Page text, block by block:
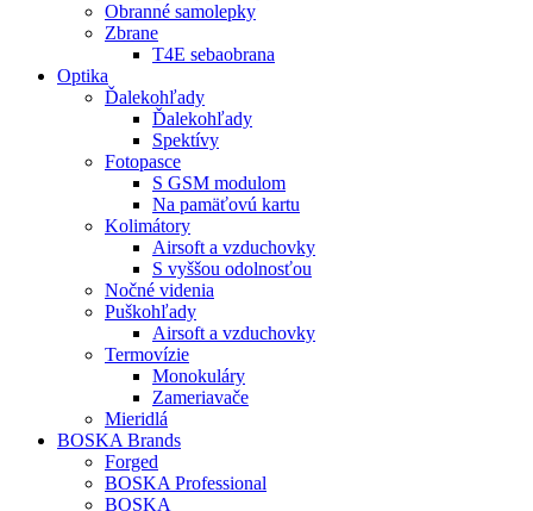
Obranné samolepky
Zbrane
T4E sebaobrana
Optika
Ďalekohľady
Ďalekohľady
Spektívy
Fotopasce
S GSM modulom
Na pamäťovú kartu
Kolimátory
Airsoft a vzduchovky
S vyššou odolnosťou
Nočné videnia
Puškohľady
Airsoft a vzduchovky
Termovízie
Monokuláry
Zameriavače
Mieridlá
BOSKA Brands
Forged
BOSKA Professional
BOSKA